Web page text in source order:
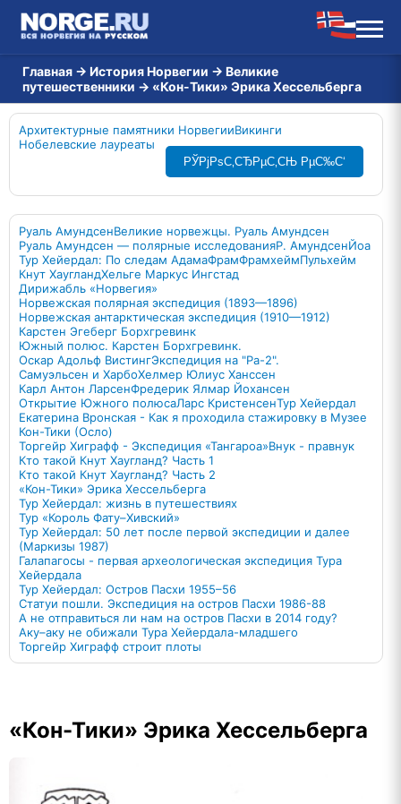
Главная → История Норвегии → Великие
путешественники → «Кон-Тики» Эрика Хессельберга
Архитектурные памятники НорвегииВикинги
Нобелевские лауреаты
РЎРјРѕС‚СЂРµС‚СЊ РµС‰С‘
Руаль АмундсенВеликие норвежцы. Руаль Амундсен
Руаль Амундсен — полярные исследованияР. АмундсенЙоа
Тур Хейердал: По следам АдамаФрамФрамхеймПульхейм
Кнут ХаугландХельге Маркус Ингстад
Дирижабль «Норвегия»
Норвежская полярная экспедиция (1893—1896)
Норвежская антарктическая экспедиция (1910—1912)
Карстен Эгеберг Борхгревинк
Южный полюс. Карстен Борхгревинк.
Оскар Адольф ВистингЭкспедиция на "Ра-2".
Самуэльсен и ХарбоХелмер Юлиус Ханссен
Карл Антон ЛарсенФредерик Ялмар Йохансен
Открытие Южного полюсаЛарс КристенсенТур Хейердал
Екатерина Вронская - Как я проходила стажировку в Музее
Кон-Тики (Осло)
Торгейр Хиграфф - Экспедиция «Тангароа»Внук - правнук
Кто такой Кнут Хаугланд? Часть 1
Кто такой Кнут Хаугланд? Часть 2
«Кон-Тики» Эрика Хессельберга
Тур Хейердал: жизнь в путешествиях
Тур «Король Фату–Хивский»
Тур Хейердал: 50 лет после первой экспедиции и далее
(Маркизы 1987)
Галапагосы - первая археологическая экспедиция Тура
Хейердала
Тур Хейердал: Остров Пасхи 1955–56
Статуи пошли. Экспедиция на остров Пасхи 1986-88
А не отправиться ли нам на остров Пасхи в 2014 году?
Аку–аку не обижали Тура Хейердала-младшего
Торгейр Хиграфф строит плоты
«Кон-Тики» Эрика Хессельберга